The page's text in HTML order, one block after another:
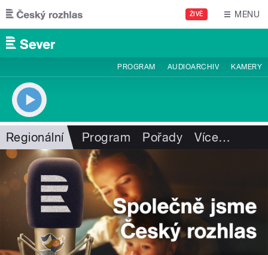
Přejít k hlavnímu obsahu
ŽIVĚ MENU
PROGRAM AUDIOARCHIV KAMERY
Regionální Program Pořady Více…